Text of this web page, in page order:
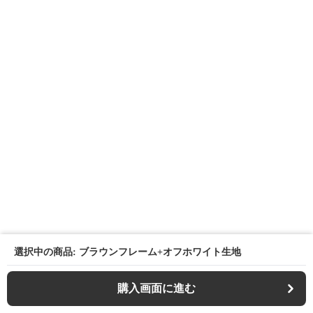
選択中の商品: ブラウンフレーム+オフホワイト生地
購入画面に進む